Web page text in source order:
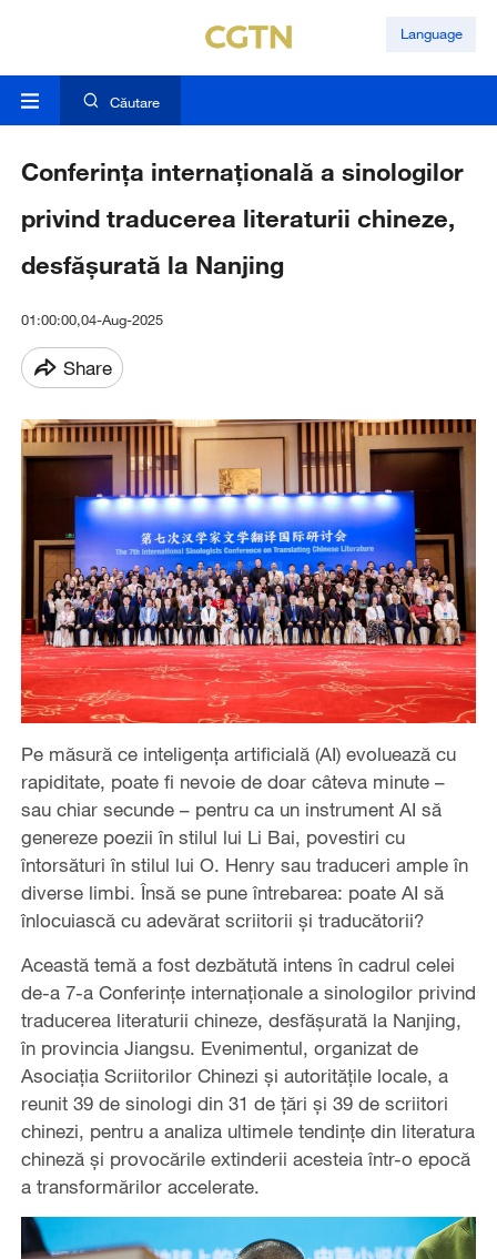
Language
Căutare
Conferința internațională a sinologilor
privind traducerea literaturii chineze,
desfășurată la Nanjing
01:00:00,04-Aug-2025
Share
Pe măsură ce inteligența artificială (AI) evoluează cu
rapiditate, poate fi nevoie de doar câteva minute –
sau chiar secunde – pentru ca un instrument AI să
genereze poezii în stilul lui Li Bai, povestiri cu
întorsături în stilul lui O. Henry sau traduceri ample în
diverse limbi. Însă se pune întrebarea: poate AI să
înlocuiască cu adevărat scriitorii și traducătorii?
Această temă a fost dezbătută intens în cadrul celei
de-a 7-a Conferințe internaționale a sinologilor privind
traducerea literaturii chineze, desfășurată la Nanjing,
în provincia Jiangsu. Evenimentul, organizat de
Asociația Scriitorilor Chinezi și autoritățile locale, a
reunit 39 de sinologi din 31 de țări și 39 de scriitori
chinezi, pentru a analiza ultimele tendințe din literatura
chineză și provocările extinderii acesteia într-o epocă
a transformărilor accelerate.